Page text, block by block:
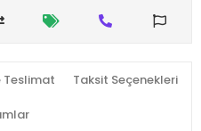
Teslimat Taksit Seçenekleri